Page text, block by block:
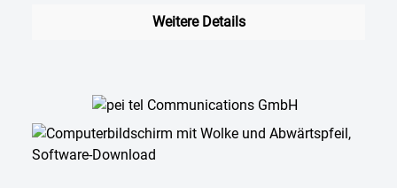
Weitere Details